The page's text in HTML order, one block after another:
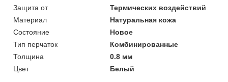
Защита от
Термических воздействий
Материал
Натуральная кожа
Состояние
Новое
Тип перчаток
Комбинированные
Толщина
0.8 мм
Цвет
Белый